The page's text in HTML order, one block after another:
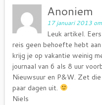
Anoniem
17 januari 2013
Leuk artikel.
reis geen behoefte hebt
krijg je op vakantie weinig
journaal van 6 als 8 uur
Nieuwsuur en P&W. Zet
paar dagen uit.
Niels